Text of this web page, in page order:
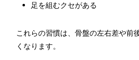
足を組むクセがある
これらの習慣は、骨盤の左右差や前
くなります。